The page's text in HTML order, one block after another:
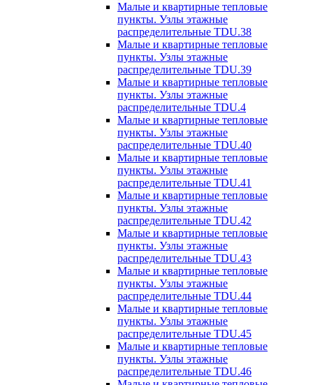
Малые и квартирные тепловые
пункты. Узлы этажные
распределительные TDU.38
Малые и квартирные тепловые
пункты. Узлы этажные
распределительные TDU.39
Малые и квартирные тепловые
пункты. Узлы этажные
распределительные TDU.4
Малые и квартирные тепловые
пункты. Узлы этажные
распределительные TDU.40
Малые и квартирные тепловые
пункты. Узлы этажные
распределительные TDU.41
Малые и квартирные тепловые
пункты. Узлы этажные
распределительные TDU.42
Малые и квартирные тепловые
пункты. Узлы этажные
распределительные TDU.43
Малые и квартирные тепловые
пункты. Узлы этажные
распределительные TDU.44
Малые и квартирные тепловые
пункты. Узлы этажные
распределительные TDU.45
Малые и квартирные тепловые
пункты. Узлы этажные
распределительные TDU.46